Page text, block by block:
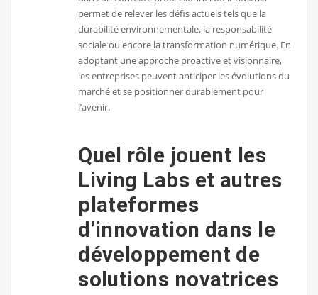
permet de relever les défis actuels tels que la
durabilité environnementale, la responsabilité
sociale ou encore la transformation numérique. En
adoptant une approche proactive et visionnaire,
les entreprises peuvent anticiper les évolutions du
marché et se positionner durablement pour
l’avenir.
Quel rôle jouent les
Living Labs et autres
plateformes
d’innovation dans le
développement de
solutions novatrices